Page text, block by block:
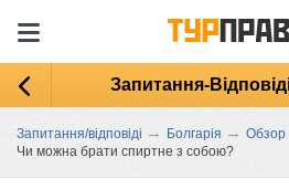
Запитання-
Запитання/відповіді → Болгарія → Обзор
Чи можна брати спиртне з собою?